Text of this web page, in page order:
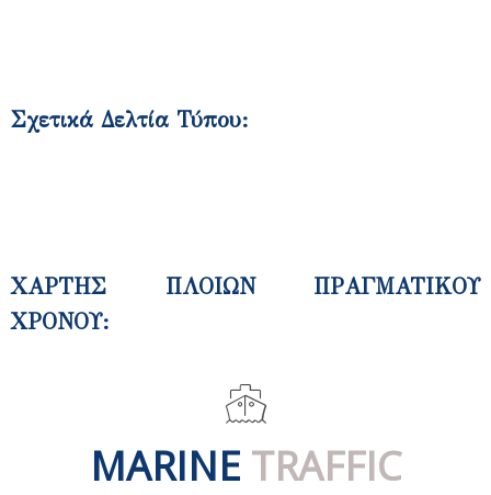
Σχετικά Δελτία Τύπου:​
ΧΑΡΤΗΣ ΠΛΟΙΩΝ ΠΡΑΓΜΑΤΙΚΟΥ
ΧΡΟΝΟΥ:​
MARINE TRAFFIC